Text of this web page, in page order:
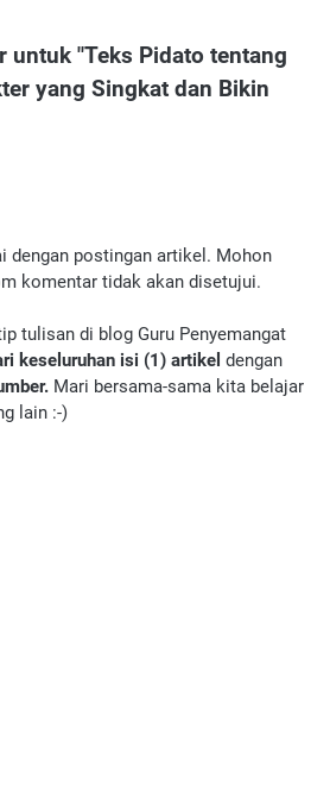
untuk "Teks Pidato tentang
yang Singkat dan Bikin
dengan postingan artikel. Mohon
komentar tidak akan disetujui.
tulisan di blog Guru Penyemangat
keseluruhan isi (1) artikel dengan
Mari bersama-sama kita belajar
lain :-)